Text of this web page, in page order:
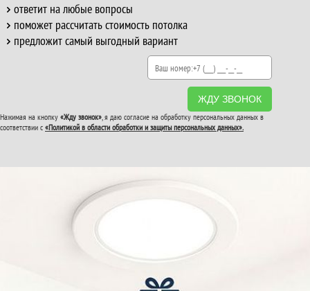
ВТОРОЙ И ТРЕТИЙ
ПОТОЛОК
В ПОДАРОК!
ответит на любые вопросы
поможет рассчитать стоимость потолка
предложит самый выгодный вариант
ЖДУ ЗВОНОК
Нажимая на кнопку «Жду звонок», я даю согласие на обработку персональных данных в
соответствии с «Политикой в области обработки и защиты персональных данных».